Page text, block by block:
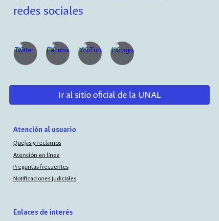
redes sociales
Ir al sitio oficial de la UNAL
Atención al usuario
Quejas y reclamos
Atención en línea
Preguntas frecuentes
Notificaciones judiciales
Enlaces de interés